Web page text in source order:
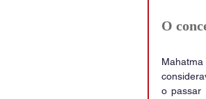
O
o passar